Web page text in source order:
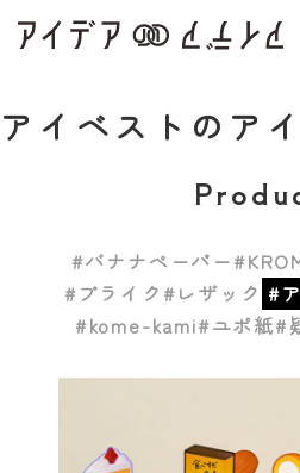
アイベスト のア
#バナナペーパー
#プライク #レザック #
#kome-kami#ユポ紙#